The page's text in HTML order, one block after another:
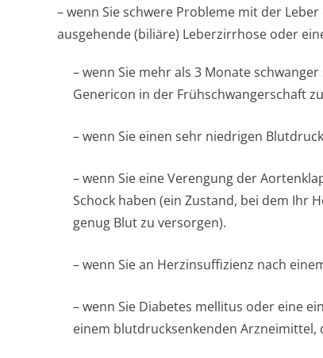
– wenn Sie schwere Probleme mit der
ausgehende (biliäre) Leberzirrhose oder
– wenn Sie mehr als 3 Monate
Genericon in der Frühschwangerschaft
– wenn Sie einen sehr niedrigen
– wenn Sie eine Verengung der
Schock haben (ein Zustand, bei dem Ihr
genug Blut zu versorgen).
– wenn Sie an Herzinsuffizienz nach
– wenn Sie Diabetes mellitus oder eine
einem blutdrucksenkenden